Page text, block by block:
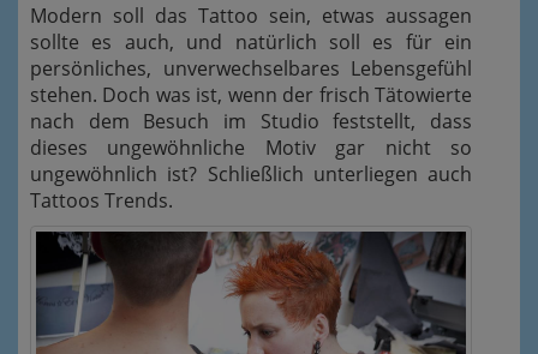
Modern soll das Tattoo sein, etwas aussagen
sollte es auch, und natürlich soll es für ein
persönliches, unverwechselbares Lebensgefühl
stehen. Doch was ist, wenn der frisch Tätowierte
nach dem Besuch im Studio feststellt, dass
dieses ungewöhnliche Motiv gar nicht so
ungewöhnlich ist? Schließlich unterliegen auch
Tattoos Trends.